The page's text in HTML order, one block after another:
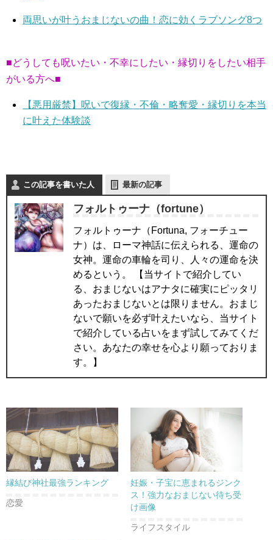
両思いが叶うおまじないの曲！恋に効くラブソング8つ
■どうしても呪いたい・不幸にしたい・縁切りをしたい相手
がいる方へ■
【悪用厳禁】呪いで復縁・不倫・略奪愛・縁切りを本当
に叶えた体験談
この記事を書いた人 最新の記事
フォルトゥーナ（fortune）
フォルトゥーナ（Fortuna, フォーチュー
ナ）は、ローマ神話に伝えられる、運命の
女神。運命の車輪を司り、人々の運命を決
めるという。 【当サイトで紹介してい
る、おまじないはアナタに確実にピッタリ
あったおまじないとは限りません。おまじ
ないで願いを必ず叶えたいなら、当サイト
で紹介している占いをまず試してみてくだ
さい。あなたの幸せを心より願っておりま
す。】
縁結び神社最強ランキング
恋愛
妊娠・子宝に恵まれるジンク
ス！強力なおまじない待ち受
け画像
ライフスタイル